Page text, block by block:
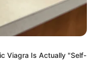
น 13 กันยายน 2565
. 2022
Viagra Is Actually "Self-